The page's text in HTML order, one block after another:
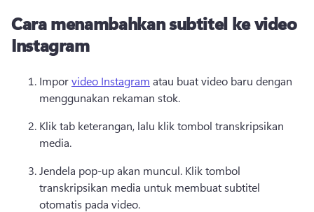
Cara menambahkan subtitel ke video
Instagram
Impor video Instagram atau buat video baru dengan
menggunakan rekaman stok.
Klik tab keterangan, lalu klik tombol transkripsikan
media.
Jendela pop-up akan muncul. Klik tombol
transkripsikan media untuk membuat subtitel
otomatis pada video.